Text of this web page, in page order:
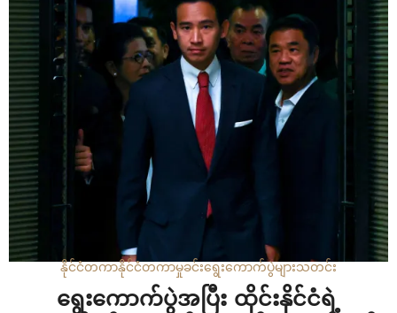
Pheu Thai ပါတီဟာ တခြားပါတီတွေရဲ့ ရွေးကောက်ခံ
ကိုယ်စားလှယ်တွေ၊အထက်လွှတ်တော် အမတ်တွေနဲ့အတူ…
နိုင်ငံတကာနိုင်ငံတကာမှုခင်းရွေးကောက်ပွဲများသတင်း
ရွေးကောက်ပွဲအပြီး ထိုင်းနိုင်ငံရဲ့